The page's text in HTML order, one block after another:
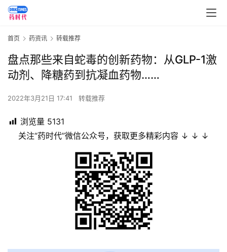
首页 药资讯 转载推荐
盘点那些来自蛇毒的创新药物：从GLP-1激
动剂、降糖药到抗凝血药物……
2022年3月21日 17:41 转载推荐
浏览量 5131
关注“药时代”微信公众号，获取更多精彩内容 ↓ ↓ ↓